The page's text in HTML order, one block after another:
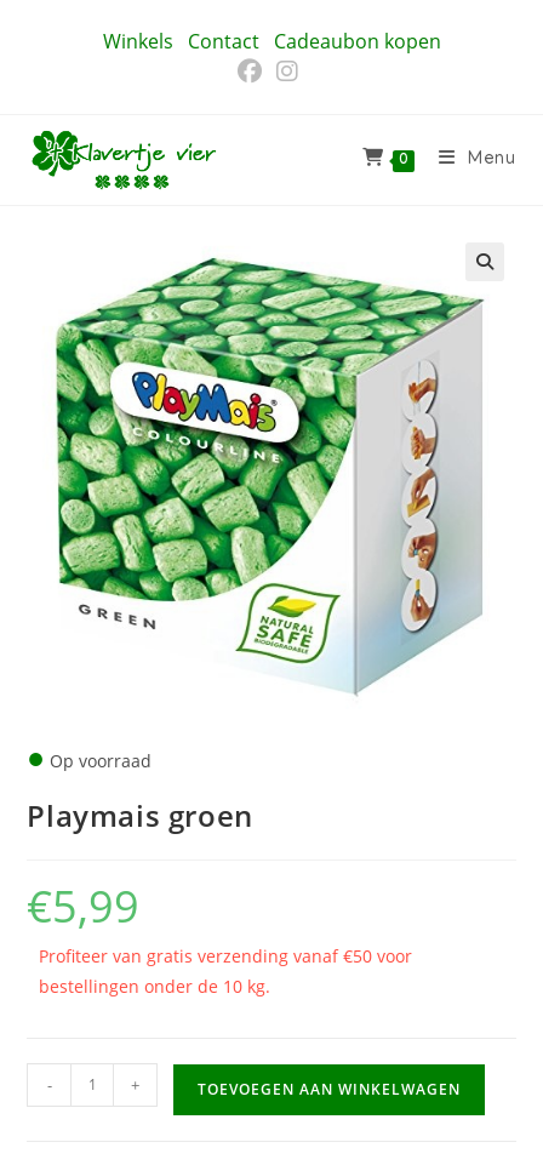
Winkels Contact Cadeaubon kopen
0 Menu
🔍
● Op voorraad
Playmais groen
€5,99
Profiteer van gratis verzending vanaf €50 voor
bestellingen onder de 10 kg.
Playmais
groen
- + TOEVOEGEN AAN WINKELWAGEN